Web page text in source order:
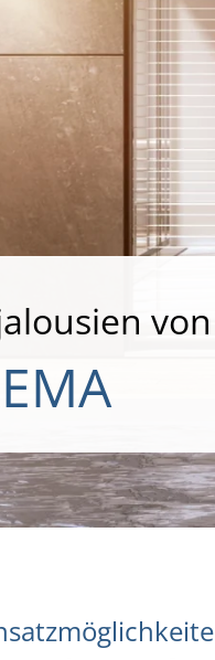
von